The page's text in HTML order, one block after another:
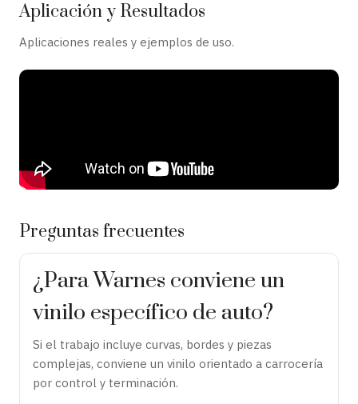
Aplicación y Resultados
Aplicaciones reales y ejemplos de uso.
Preguntas frecuentes
¿Para Warnes conviene un
vinilo específico de auto?
Si el trabajo incluye curvas, bordes y piezas
complejas, conviene un vinilo orientado a carrocería
por control y terminación.